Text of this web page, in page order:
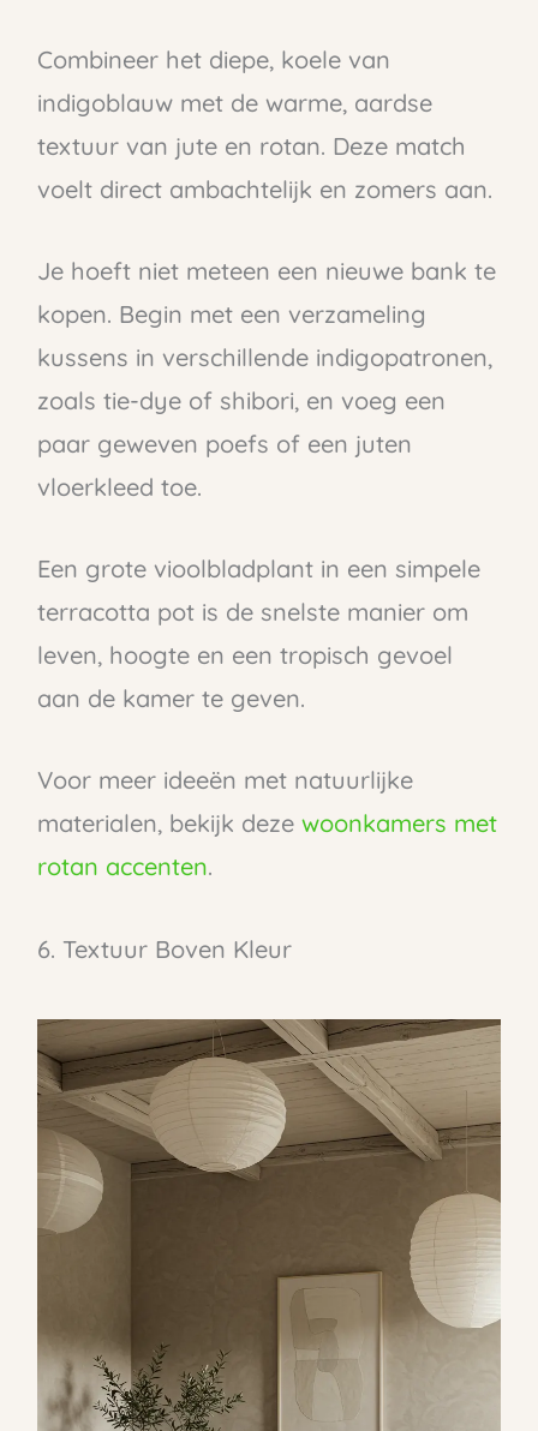
Combineer het diepe, koele van
indigoblauw met de warme, aardse
textuur van jute en rotan. Deze match
voelt direct ambachtelijk en zomers aan.
Je hoeft niet meteen een nieuwe bank te
kopen. Begin met een verzameling
kussens in verschillende indigopatronen,
zoals tie-dye of shibori, en voeg een
paar geweven poefs of een juten
vloerkleed toe.
Een grote vioolbladplant in een simpele
terracotta pot is de snelste manier om
leven, hoogte en een tropisch gevoel
aan de kamer te geven.
Voor meer ideeën met natuurlijke
materialen, bekijk deze woonkamers met
rotan accenten.
6. Textuur Boven Kleur